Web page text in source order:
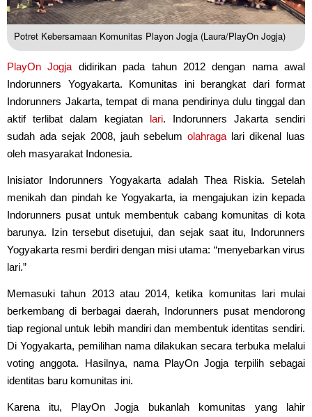
Potret Kebersamaan Komunitas Playon Jogja (Laura/PlayOn Jogja)
PlayOn Jogja didirikan pada tahun 2012 dengan nama awal
Indorunners Yogyakarta. Komunitas ini berangkat dari format
Indorunners Jakarta, tempat di mana pendirinya dulu tinggal dan
aktif terlibat dalam kegiatan lari. Indorunners Jakarta sendiri
sudah ada sejak 2008, jauh sebelumolahraga lari dikenal luas
oleh masyarakat Indonesia.
Inisiator Indorunners Yogyakarta adalah Thea Riskia. Setelah
menikah dan pindah ke Yogyakarta, ia mengajukan izin kepada
Indorunners pusat untuk membentuk cabang komunitas di kota
barunya. Izin tersebut disetujui, dan sejak saat itu, Indorunners
Yogyakarta resmi berdiri dengan misi utama: “menyebarkan virus
lari.”
Memasuki tahun 2013 atau 2014, ketika komunitas lari mulai
berkembang di berbagai daerah, Indorunners pusat mendorong
tiap regional untuk lebih mandiri dan membentuk identitas sendiri.
Di Yogyakarta, pemilihan nama dilakukan secara terbuka melalui
voting anggota. Hasilnya, nama PlayOn Jogja terpilih sebagai
identitas baru komunitas ini.
Karena itu, PlayOn Jogja bukanlah komunitas yang lahir